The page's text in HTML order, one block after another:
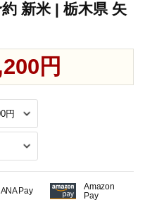
新米 | 栃木県 矢
円
ANA Pay
Amazon
Pay